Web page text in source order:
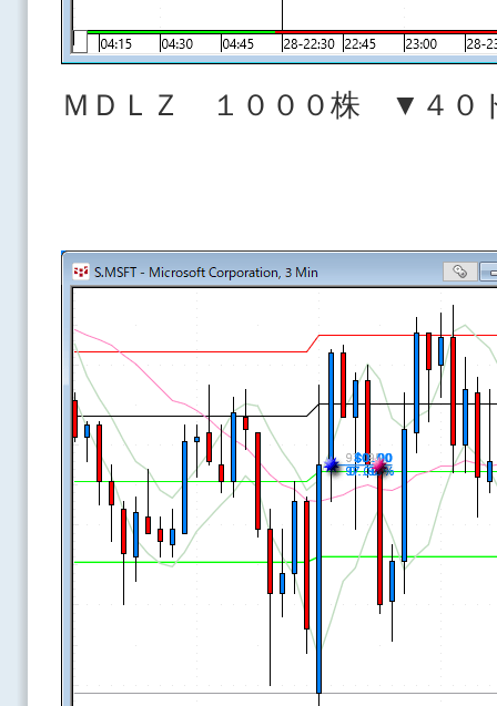
ＭＤＬＺ １０００株 ▼４０